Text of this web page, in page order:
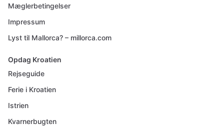
Mæglerbetingelser
Impressum
Lyst til Mallorca? – millorca.com
Opdag Kroatien
Rejseguide
Ferie i Kroatien
Istrien
Kvarnerbugten